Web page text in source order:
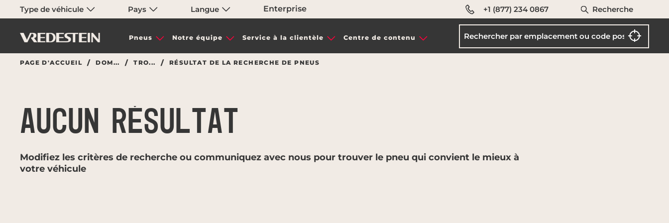
Type de véhicule Pays Langue Enterprise +1 (877) 234 0867 Recherche
Pneus Notre équipe Service à la clientèle Centre de contenu
PAGE D'ACCUEIL DOM... TRO... RÉSULTAT DE LA RECHERCHE DE PNEUS
AUCUN RÉSULTAT
Modifiez les critères de recherche ou communiquez avec nous pour trouver le pneu qui convient le mieux à
votre véhicule